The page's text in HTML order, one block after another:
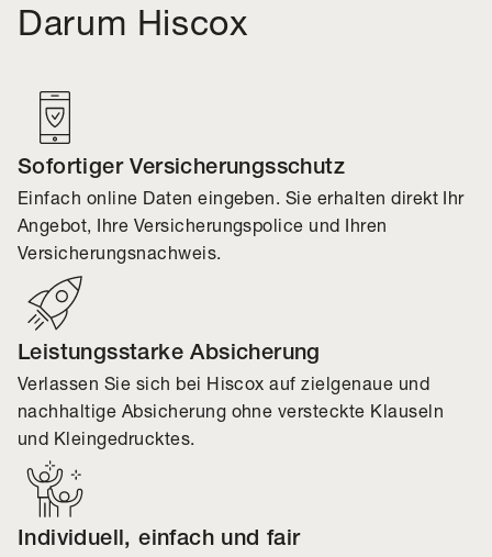
Darum Hiscox
Sofortiger Versicherungsschutz
Einfach online Daten eingeben. Sie erhalten direkt Ihr
Angebot, Ihre Versicherungspolice und Ihren
Versicherungsnachweis.
Leistungsstarke Absicherung
Verlassen Sie sich bei Hiscox auf zielgenaue und
nachhaltige Absicherung ohne versteckte Klauseln
und Kleingedrucktes.
Individuell, einfach und fair